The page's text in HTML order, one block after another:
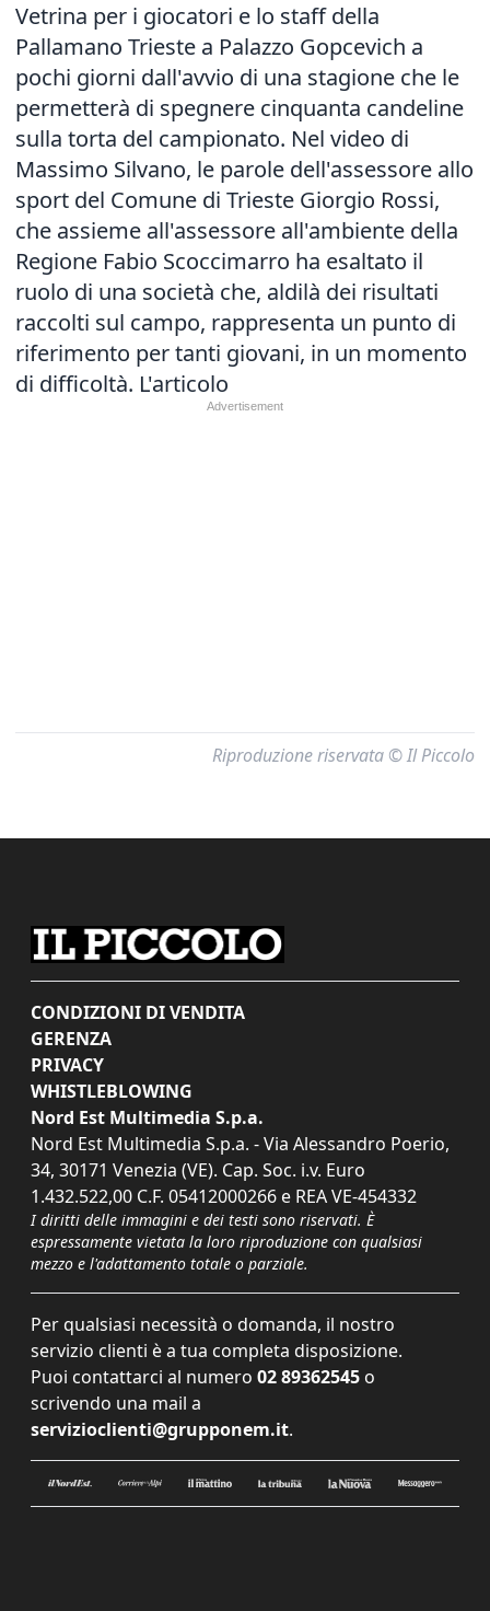
Vetrina per i giocatori e lo staff della
Pallamano Trieste a Palazzo Gopcevich a
pochi giorni dall'avvio di una stagione che le
permetterà di spegnere cinquanta candeline
sulla torta del campionato. Nel video di
Massimo Silvano, le parole dell'assessore allo
sport del Comune di Trieste Giorgio Rossi,
che assieme all'assessore all'ambiente della
Regione Fabio Scoccimarro ha esaltato il
ruolo di una società che, aldilà dei risultati
raccolti sul campo, rappresenta un punto di
riferimento per tanti giovani, in un momento
di difficoltà. L'articolo
Riproduzione riservata © Il Piccolo
CONDIZIONI DI VENDITA
GERENZA
PRIVACY
WHISTLEBLOWING
Nord Est Multimedia S.p.a.
Nord Est Multimedia S.p.a. - Via Alessandro Poerio,
34, 30171 Venezia (VE). Cap. Soc. i.v. Euro
1.432.522,00 C.F. 05412000266 e REA VE-454332
I diritti delle immagini e dei testi sono riservati. È
espressamente vietata la loro riproduzione con qualsiasi
mezzo e l'adattamento totale o parziale.
Per qualsiasi necessità o domanda, il nostro
servizio clienti è a tua completa disposizione.
Puoi contattarci al numero 02 89362545 o
scrivendo una mail a
servizioclienti@grupponem.it.